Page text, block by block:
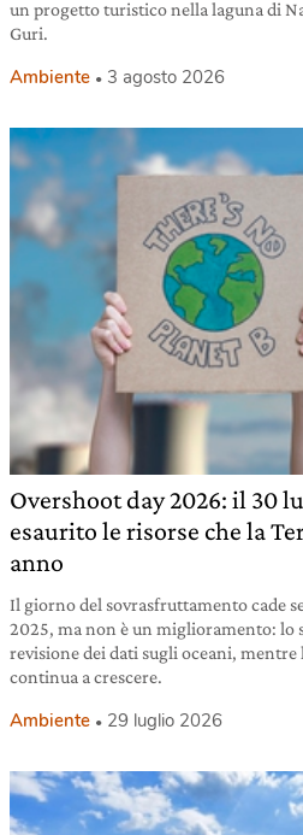
un progetto turistico nella laguna di
Guri.
Ambiente 3 agosto 2026
Overshoot day 2026: il 30
esaurito le risorse che la
anno
Il giorno del sovrasfruttamento cade
2025, ma non è un miglioramento: lo
revisione dei dati sugli oceani,
continua a crescere.
Ambiente 29 luglio 2026